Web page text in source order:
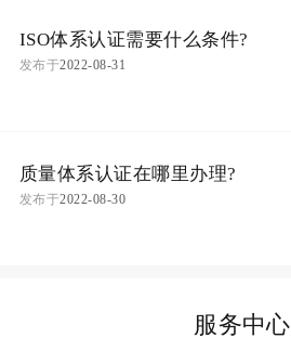
ISO体系认证需要什么条件?
发布于2022-08-31
质量体系认证在哪里办理?
发布于2022-08-30
服务中心